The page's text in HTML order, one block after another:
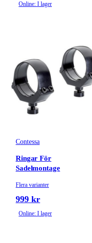
Online: I lager
Contessa
Ringar För
Sadelmontage
Flera varianter
999 kr
Online: I lager